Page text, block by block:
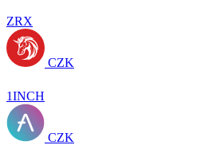
ZRX
CZK
1INCH
CZK